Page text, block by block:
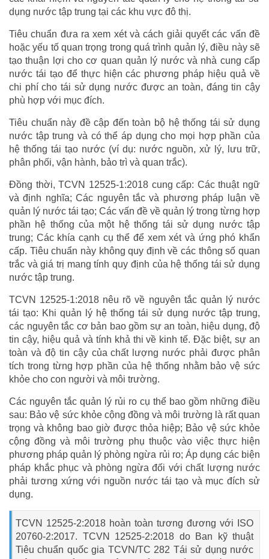
dụng nước tập trung tại các khu vực đô thị.
Tiêu chuẩn đưa ra xem xét và cách giải quyết các vấn đề
hoặc yếu tố quan trọng trong quá trình quản lý, điều này sẽ
tạo thuận lợi cho cơ quan quản lý nước và nhà cung cấp
nước tái tạo để thực hiện các phương pháp hiệu quả về
chi phí cho tái sử dụng nước được an toàn, đáng tin cậy
phù hợp với mục đích.
Tiêu chuẩn này đề cập đến toàn bộ hệ thống tái sử dụng
nước tập trung và có thể áp dụng cho mọi hợp phần của
hệ thống tái tạo nước (ví dụ: nước nguồn, xử lý, lưu trữ,
phân phối, vận hành, bảo trì và quan trắc).
Đồng thời, TCVN 12525-1:2018 cung cấp: Các thuật ngữ
và định nghĩa; Các nguyên tắc và phương pháp luận về
quản lý nước tái tạo; Các vấn đề về quản lý trong từng hợp
phần hệ thống của một hệ thống tái sử dụng nước tập
trung; Các khía cạnh cụ thể để xem xét và ứng phó khẩn
cấp. Tiêu chuẩn này không quy định về các thông số quan
trắc và giá trị mang tính quy định của hệ thống tái sử dụng
nước tập trung.
TCVN 12525-1:2018 nêu rõ về nguyên tắc quản lý nước
tái tạo: Khi quản lý hệ thống tái sử dụng nước tập trung,
các nguyên tắc cơ bản bao gồm sự an toàn, hiệu dụng, độ
tin cậy, hiệu quả và tính khả thi về kinh tế. Đặc biệt, sự an
toàn và độ tin cậy của chất lượng nước phải được phân
tích trong từng hợp phần của hệ thống nhằm bảo vệ sức
khỏe cho con người và môi trường.
Các nguyên tắc quản lý rủi ro cụ thể bao gồm những điều
sau: Bảo vệ sức khỏe cộng đồng và môi trường là rất quan
trọng và không bao giờ được thỏa hiệp; Bảo vệ sức khỏe
cộng đồng và môi trường phụ thuộc vào việc thực hiện
phương pháp quản lý phòng ngừa rủi ro; Áp dụng các biện
pháp khắc phục và phòng ngừa đối với chất lượng nước
phải tương xứng với nguồn nước tái tạo và mục đích sử
dụng.
TCVN 12525-2:2018 hoàn toàn tương đương với ISO
20760-2:2017. TCVN 12525-2:2018 do Ban kỹ thuật
Tiêu chuẩn quốc gia TCVN/TC 282 Tái sử dụng nước